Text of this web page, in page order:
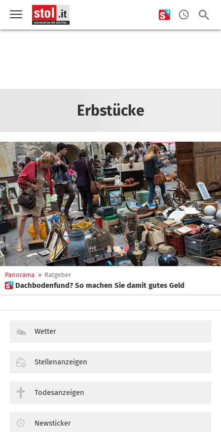
Erbstücke
Panorama » Ratgeber
 Dachbodenfund? So machen Sie damit gutes Geld
Wetter
Stellenanzeigen
Todesanzeigen
Newsticker